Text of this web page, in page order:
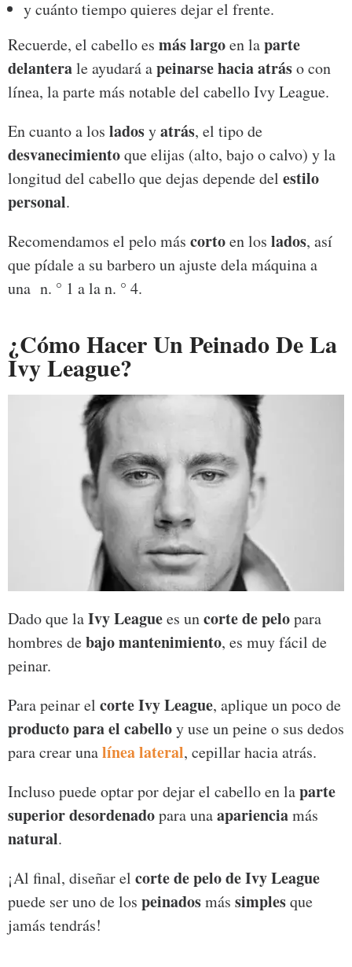
y cuánto tiempo quieres dejar el frente.
Recuerde, el cabello es más largoen laparte
delanterale ayudará apeinarse hacia atráso con
línea, la parte más notable del cabello Ivy League.
En cuanto a los ladosyatrás, el tipo de
desvanecimientoque elijas (alto, bajo o calvo) y la
longitud del cabello que dejas depende del estilo
personal.
Recomendamos el pelo más cortoen los lados, así
que pídale a su barbero un ajuste dela máquina a
una n. ° 1 a la n. ° 4.
¿Cómo Hacer Un Peinado De La
Ivy League?
Dado que laIvy Leaguees uncorte de pelopara
hombres debajo mantenimiento, es muy fácil de
peinar.
Para peinar el corte Ivy League, aplique un poco de
producto para el cabelloy use un peine o sus dedos
para crear unalínea lateral, cepillar hacia atrás.
Incluso puede optar por dejar el cabello en laparte
superior desordenadopara unaaparienciamás
natural.
¡Al final, diseñar el corte de pelo de Ivy League
puede ser uno de los peinadosmás simplesque
jamás tendrás!